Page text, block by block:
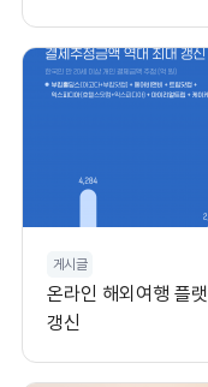
게시글
온라인 해외여행 플
갱신